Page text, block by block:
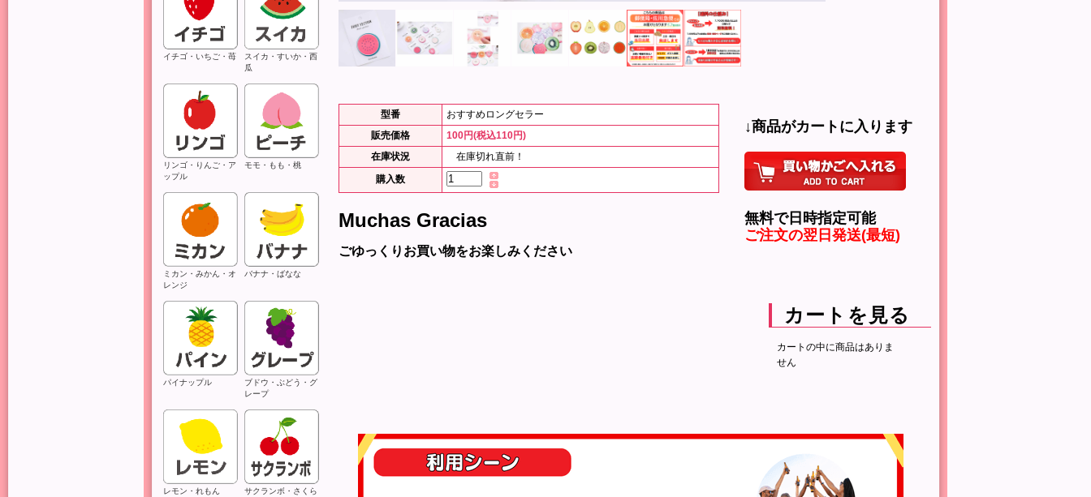
イチゴ・いちご・苺
スイカ・すいか・西
瓜
リンゴ・りんご・ア
ップル
モモ・もも・桃
ミカン・みかん・オ
レンジ
バナナ・ばなな
パイナップル
ブドウ・ぶどう・グ
レープ
レモン・れもん
サクランボ・さくら
型番
おすすめロングセラー
販売価格
100円(税込110円)
在庫状況
在庫切れ直前！
購入数
↓商品がカートに入ります
無料で日時指定可能
ご注文の翌日発送(最短)
カートを見る
カートの中に商品はありま
せん
Muchas Gracias
ごゆっくりお買い物をお楽しみください